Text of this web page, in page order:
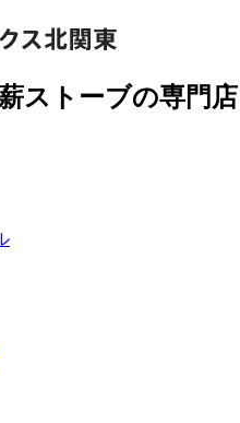
ストーブの専門